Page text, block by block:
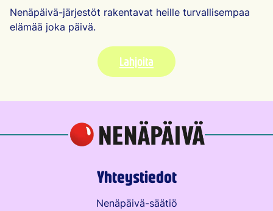
Nenäpäivä-järjestöt rakentavat heille turvallisempaa
elämää joka päivä.
Lahjoita
Yhteystiedot
Nenäpäivä-säätiö